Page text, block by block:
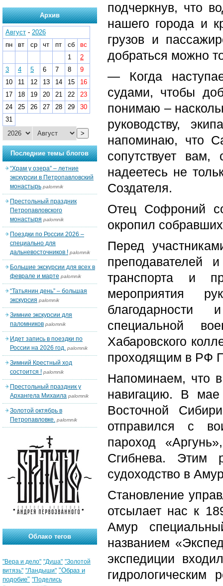
подчеркнув, что
нашего города и
грузов и
добраться можно
— Когда
судами, чтобы
понимаю –
руководству,
напоминаю, что
сопутствует
надеетесь не
Создателя.
Отец Софроний
окропил
Перед
преподавателей
транспорта и
мероприятия
благодарности
специальной
Хабаровского
проходящим в РФ
Напоминаем, что
навигацию. В мае
Восточной
отправился с
пароход
Сгибнева. Этим
судоходство в
Становление
отсылает нас к
Амур
названием
экспедиции
Архив
Август - 2026
пн
вт ср чт пт сб
вс
1
2
3
4 5 6 7 8
9
10
11 12 13 14 15
16
17
18 19 20 21 22
23
24
25 26 27 28 29
30
31
>
Последние темы блогов
“Храм у озера” – летние
экскурсии в Петропавловский
монастырь palomnik
Престольный праздник
Петропавловского
монастыря palomnik
Поездки по России 2026 –
специально для
дальневосточников ! palomnik
Большие экскурсии для всех в
феврале и марте palomnik
“Татьянин день” – большая
экскурсия palomnik
Зимние экскурсии для
паломников palomnik
Идет запись в поездки по
России на 2026 год. palomnik
Зимний Крестный ход
состоится ! palomnik
Престольный праздник у
Архангела Михаила palomnik
Золотой октябрь в
Петропавловке. palomnik
Облако тегов
"Вера и дело" "Душа" "Золотой
витязь" "Ландыши" "Образ и
подобие" "Поделись